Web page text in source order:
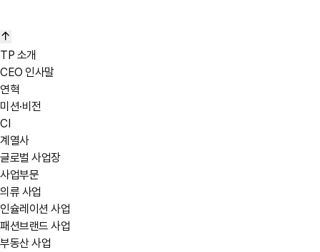
TP 소개
CEO 인사말
연혁
미션·비전
CI
계열사
글로벌 사업장
사업부문
의류 사업
인슐레이션 사업
패션브랜드 사업
부동산 사업